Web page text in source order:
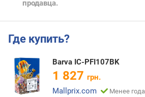
продавца.
Где купить?
Barva IC-PFI107BK
1 827 грн.
Mallprix.com
Менее года